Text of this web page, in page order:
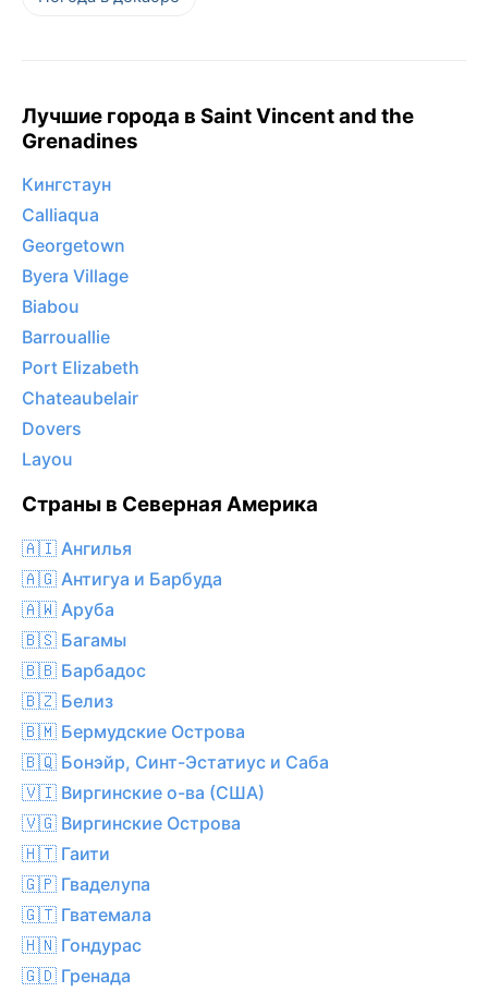
Лучшие города в Saint Vincent and the
Grenadines
Кингстаун
Calliaqua
Georgetown
Byera Village
Biabou
Barrouallie
Port Elizabeth
Chateaubelair
Dovers
Layou
Страны в Северная Америка
🇦🇮 Ангилья
🇦🇬 Антигуа и Барбуда
🇦🇼 Аруба
🇧🇸 Багамы
🇧🇧 Барбадос
🇧🇿 Белиз
🇧🇲 Бермудские Острова
🇧🇶 Бонэйр, Синт-Эстатиус и Саба
🇻🇮 Виргинские о-ва (США)
🇻🇬 Виргинские Острова
🇭🇹 Гаити
🇬🇵 Гваделупа
🇬🇹 Гватемала
🇭🇳 Гондурас
🇬🇩 Гренада